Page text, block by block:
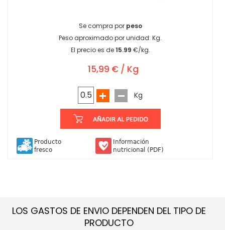
Se compra por peso
Peso aproximado por unidad:Kg.
El precio es de15.99 €/kg.
15,99 € / Kg
Kg
Producto
fresco
Información
nutricional (PDF)
LOS GASTOS DE ENVIO DEPENDEN DEL TIPO DE
PRODUCTO